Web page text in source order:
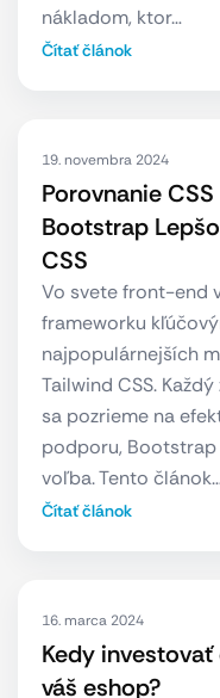
nákladom, ktor…
Čítať článok
19. novembra 2024
Porovnanie
Bootstrap
CSS
Vo svete front-end
frameworku
najpopulárnejších
Tailwind CSS.
sa pozrieme na
podporu, Bootstrap
voľba. Tento
Čítať článok
16. marca 2024
Kedy
váš eshop?